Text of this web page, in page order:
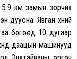
5.9 км замын зорчих
дуусна. Явган хүний
бөгөөд 10 дугаар
даацын машинууд